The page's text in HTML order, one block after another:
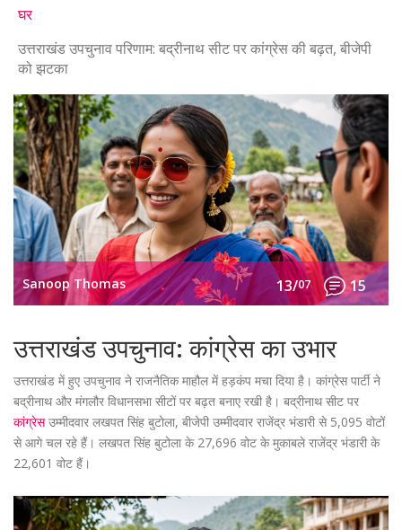
घर
उत्तराखंड उपचुनाव परिणाम: बद्रीनाथ सीट पर कांग्रेस की बढ़त, बीजेपी
को झटका
Sanoop Thomas 13/07 15
उत्तराखंड उपचुनाव: कांग्रेस का उभार
उत्तराखंड में हुए उपचुनाव ने राजनैतिक माहौल में हड़कंप मचा दिया है। कांग्रेस पार्टी ने
बद्रीनाथ और मंगलौर विधानसभा सीटों पर बढ़त बनाए रखी है। बद्रीनाथ सीट पर
कांग्रेसउम्मीदवार लखपत सिंह बुटोला, बीजेपी उम्मीदवार राजेंद्र भंडारी से 5,095 वोटों
से आगे चल रहे हैं। लखपत सिंह बुटोला के 27,696 वोट के मुकाबले राजेंद्र भंडारी के
22,601 वोट हैं।